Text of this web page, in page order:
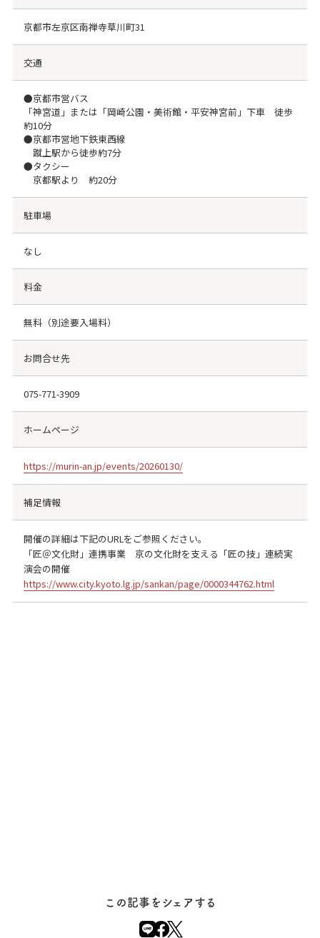
京都市左京区南禅寺草川町31
交通
●京都市営バス
「神宮道」または「岡崎公園・美術館・平安神宮前」下車 徒歩
約10分
●京都市営地下鉄東西線
蹴上駅から徒歩約7分
●タクシー
京都駅より 約20分
駐車場
なし
料金
無料（別途要入場料）
お問合せ先
075-771-3909
ホームページ
https://murin-an.jp/events/20260130/
補足情報
開催の詳細は下記のURLをご参照ください。
「匠＠文化財」連携事業 京の文化財を支える「匠の技」連続実
演会の開催
https://www.city.kyoto.lg.jp/sankan/page/0000344762.html
この記事をシェアする